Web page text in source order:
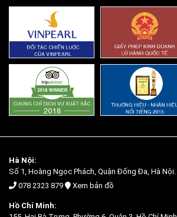
Hà Nội:
Số 1, Hoàng Ngọc Phách, Quận Đống Đa, Hà Nội.
078 2323 879
Xem bản đồ
Hồ Chí Minh: